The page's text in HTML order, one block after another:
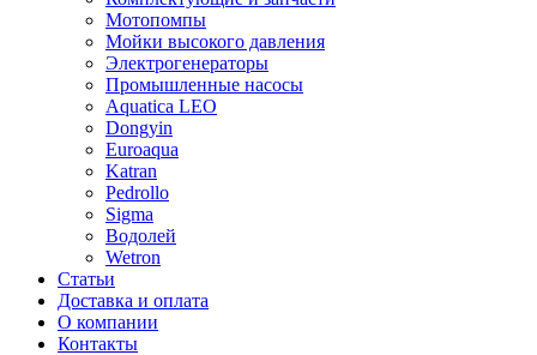
Мотопомпы
Мойки высокого давления
Электрогенераторы
Промышленные насосы
Aquatica LEO
Dongyin
Euroaqua
Katran
Pedrollo
Sigma
Водолей
Wetron
Статьи
Доставка и оплата
О компании
Контакты